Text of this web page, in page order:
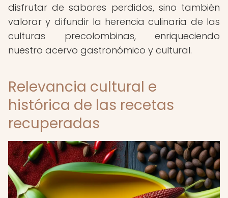
disfrutar de sabores perdidos, sino también
valorar y difundir la herencia culinaria de las
culturas precolombinas, enriqueciendo
nuestro acervo gastronómico y cultural.
Relevancia cultural e
histórica de las recetas
recuperadas